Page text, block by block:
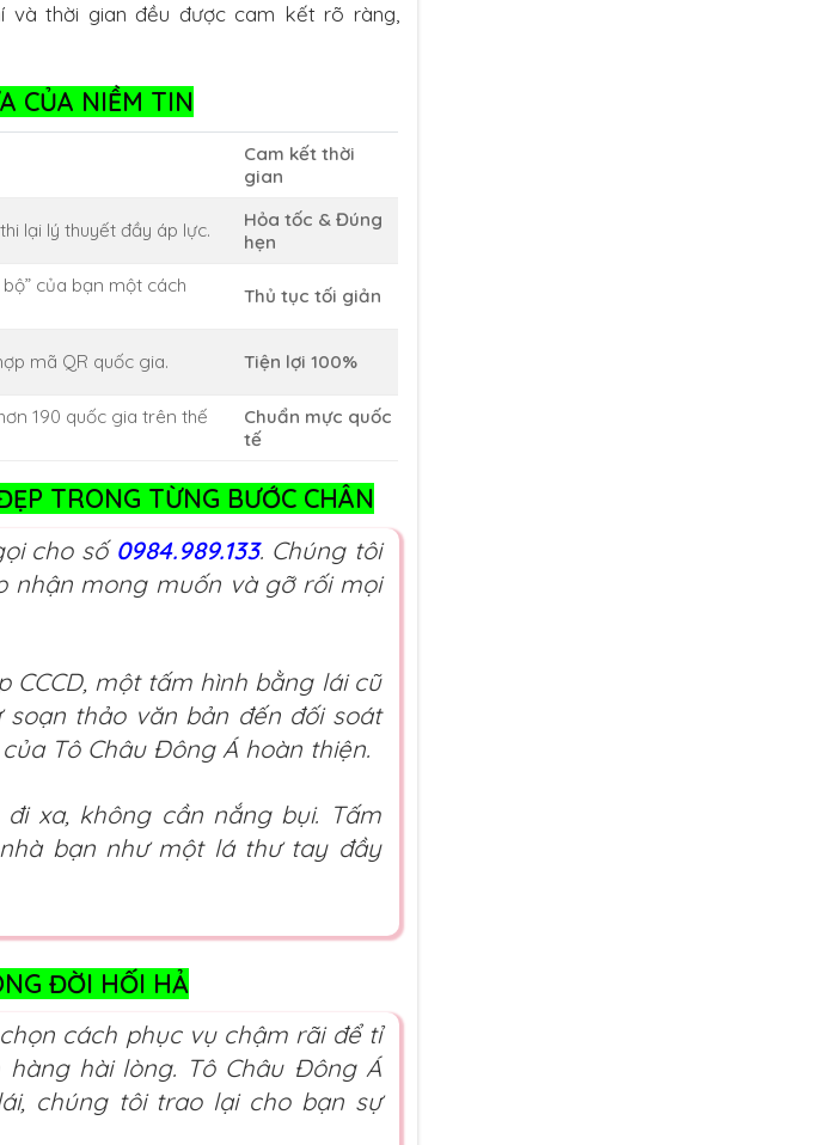
và thời gian đều được cam kết rõ ràng,
CỦA NIỀM TIN
Cam kết thời
gian
lại lý thuyết đầy áp lực.
Hỏa tốc & Đúng
hẹn
của bạn một cách
Thủ tục tối giản
mã QR quốc gia. Tiện lợi 100%
190 quốc gia trên thế
Chuẩn mực quốc
tế
TRONG TỪNG BƯỚC CHÂN
cho số 0984.989.133. Chúng tôi
nhận mong muốn và gỡ rối mọi
một tấm hình bằng lái cũ
thảo văn bản đến đối soát
Tô Châu Đông Á hoàn thiện.
xa, không cần nắng bụi. Tấm
bạn như một lá thư tay đầy
ĐỜI HỐI HẢ
cách phục vụ chậm rãi để tỉ
hài lòng. Tô Châu Đông Á
chúng tôi trao lại cho bạn sự